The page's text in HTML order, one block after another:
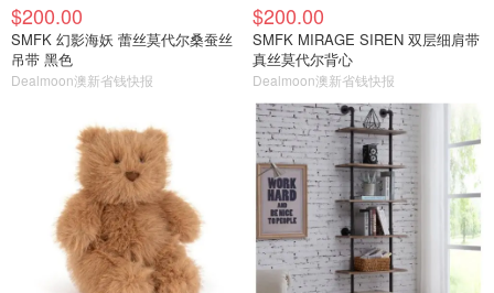
$200.00
SMFK 幻影海妖 蕾丝莫代尔桑蚕丝
吊带 黑色
Dealmoon澳新省钱快报
$200.00
SMFK MIRAGE SIREN 双层细肩带
真丝莫代尔背心
Dealmoon澳新省钱快报